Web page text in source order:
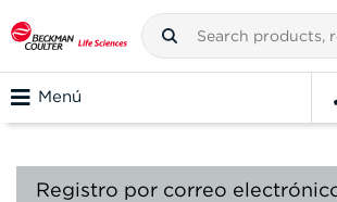
Menú
Registro por correo